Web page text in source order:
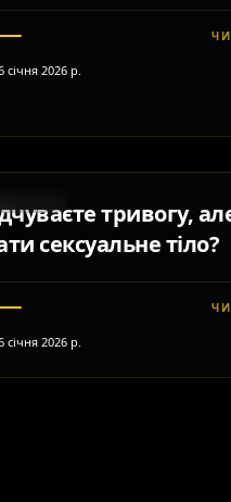
січня 2026 р.
тривогу,
сексуальне тіло?
січня 2026 р.